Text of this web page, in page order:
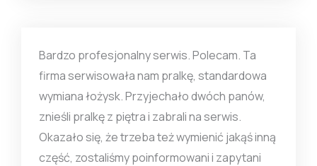
Bardzo profesjonalny serwis. Polecam. Ta
firma serwisowała nam pralkę, standardowa
wymiana łożysk. Przyjechało dwóch panów,
znieśli pralkę z piętra i zabrali na serwis.
Okazało się, że trzeba też wymienić jakąś inną
część, zostaliśmy poinformowani i zapytani